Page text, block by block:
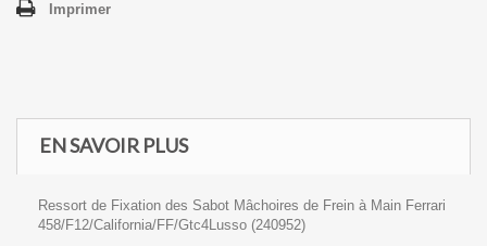
Imprimer
EN SAVOIR PLUS
Ressort de Fixation des Sabot Mâchoires de Frein à Main Ferrari
458/F12/California/FF/Gtc4Lusso (240952)